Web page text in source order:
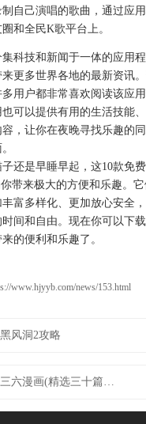
自己演唱的歌曲，通过应
和全民K歌平台上。
科技和新闻于一体的应用
更多世界各地的最新资讯
用户都非常喜欢阅读该应
可以提供有用的生活技能
，让你在夜晚寻找乐趣的
还是早睡早起，这10款免
带来极大的方便和乐趣。
富多样化、更加放心安全
间和自由。现在你可以下
的便利和乐趣了。
www.hjyyb.com/news/153.html
黑风洞2攻略
三六漫画(精选三十篇三六漫画，启迪游戏创作灵感)